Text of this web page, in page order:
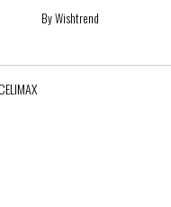
By Wishtrend